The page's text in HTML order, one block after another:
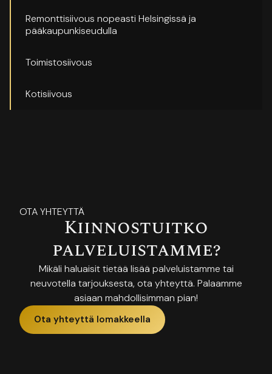
Remonttisiivous nopeasti Helsingissä ja
pääkaupunkiseudulla
Toimistosiivous
Kotisiivous
OTA YHTEYTTÄ
Kiinnostuitko
palveluistamme?
Mikäli haluaisit tietää lisää palveluistamme tai
neuvotella tarjouksesta, ota yhteyttä. Palaamme
asiaan mahdollisimman pian!
Ota yhteyttä lomakkeella